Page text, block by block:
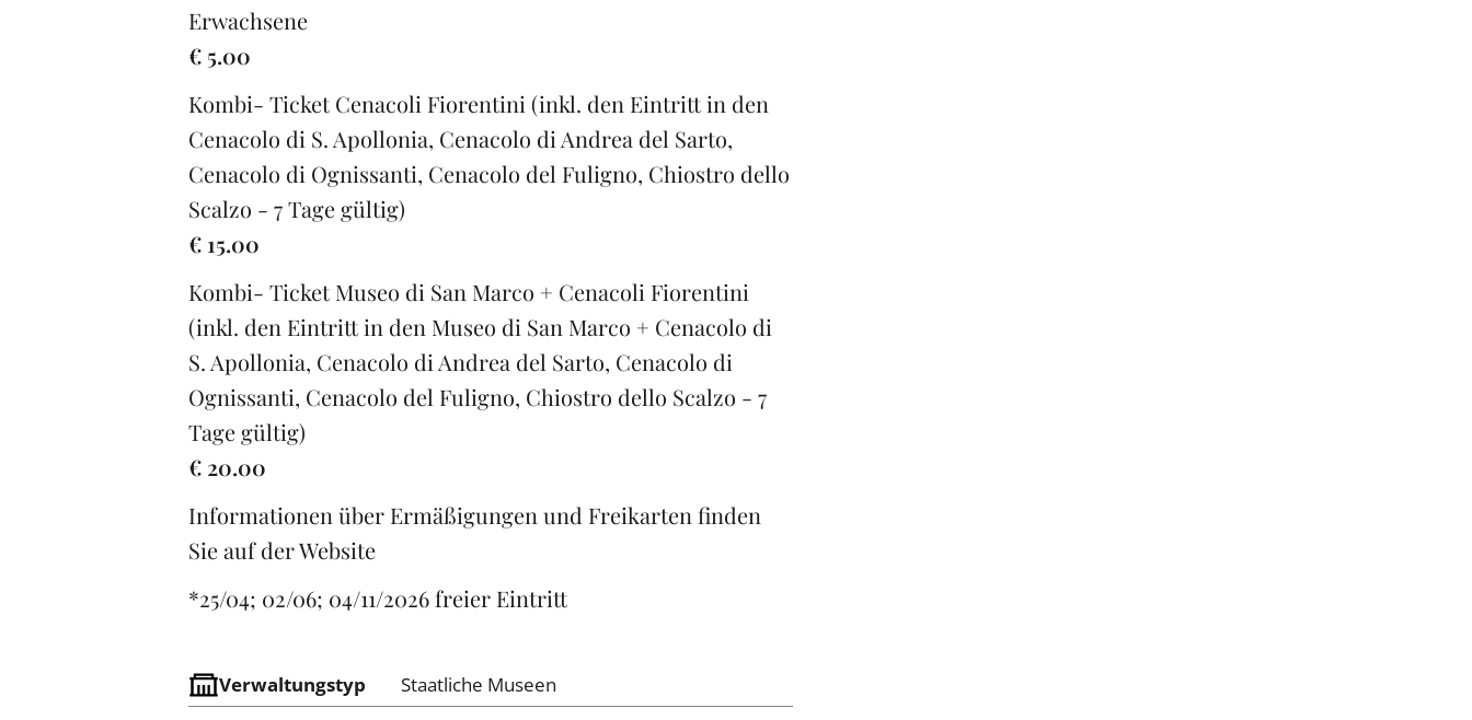
Erwachsene
€ 5.00
Kombi- Ticket Cenacoli Fiorentini (inkl. den Eintritt in den
Cenacolo di S. Apollonia, Cenacolo di Andrea del Sarto,
Cenacolo di Ognissanti, Cenacolo del Fuligno, Chiostro dello
Scalzo - 7 Tage gültig)
€ 15.00
Kombi- Ticket Museo di San Marco + Cenacoli Fiorentini
(inkl. den Eintritt in den Museo di San Marco + Cenacolo di
S. Apollonia, Cenacolo di Andrea del Sarto, Cenacolo di
Ognissanti, Cenacolo del Fuligno, Chiostro dello Scalzo - 7
Tage gültig)
€ 20.00
Informationen über Ermäßigungen und Freikarten finden
Sie auf der Website
*25/04; 02/06; 04/11/2026 freier Eintritt
Verwaltungstyp Staatliche Museen